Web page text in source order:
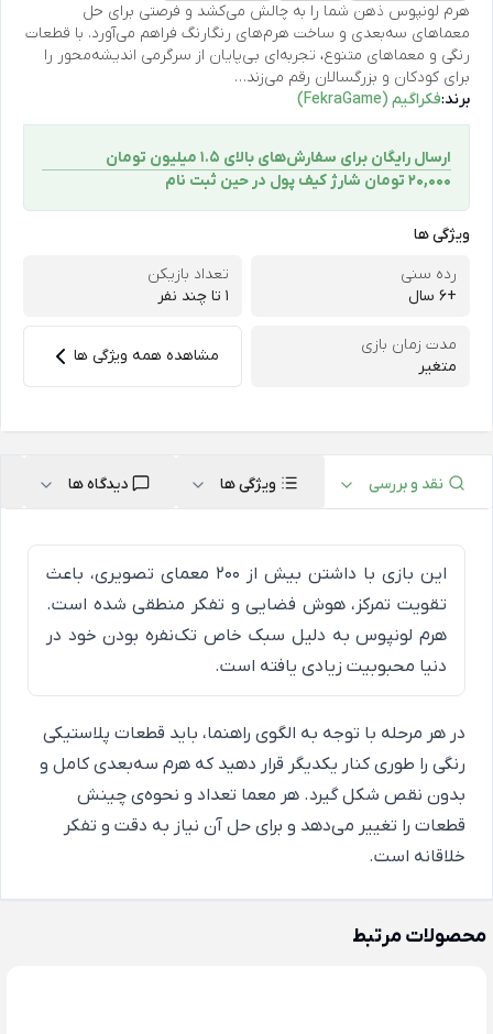
هرم لونپوس ذهن شما را به چالش می‌کشد و فرصتی برای حل
معماهای سه‌بعدی و ساخت هرم‌های رنگارنگ فراهم می‌آورد. با قطعات
رنگی و معماهای متنوع، تجربه‌ای بی‌پایان از سرگرمی اندیشه‌محور را
برای کودکان و بزرگسالان رقم می‌زند…
برند:فکراگیم (FekraGame)
ارسال رایگان برای سفارش‌های بالای 1.5 میلیون تومان
۲۰,۰۰۰ تومان شارژ کیف پول در حین ثبت ‌نام
ویژگی ها
رده سنی
+6 سال
تعداد بازیکن
۱ تا چند نفر
مدت زمان بازی
متغیر
مشاهده همه ویژگی ها
نقد و بررسی ویژگی ها دیدگاه ها
این بازی با داشتن بیش از ۲۰۰ معمای تصویری، باعث
تقویت تمرکز، هوش فضایی و تفکر منطقی شده است.
هرم لونپوس به دلیل سبک خاص تک‌نفره بودن خود در
دنیا محبوبیت زیادی یافته است.
در هر مرحله با توجه به الگوی راهنما، باید قطعات پلاستیکی
رنگی را طوری کنار یکدیگر قرار دهید که هرم سه‌بعدی کامل و
بدون نقص شکل گیرد. هر معما تعداد و نحوه‌ی چینش
قطعات را تغییر می‌دهد و برای حل آن نیاز به دقت و تفکر
خلاقانه است.
محصولات مرتبط